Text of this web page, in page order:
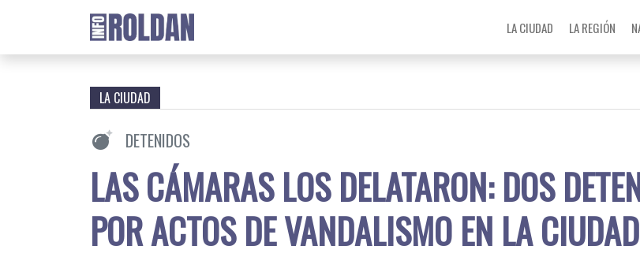
LA CIUDAD LA REGIÓN
LA CIUDAD
DETENIDOS
LAS CÁMARAS LOS DELATARON: DOS
POR ACTOS DE VANDALISMO EN LA CIUDAD